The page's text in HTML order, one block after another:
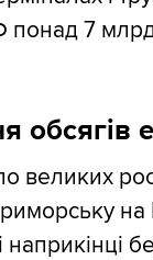
понад 7
обсягів
великих